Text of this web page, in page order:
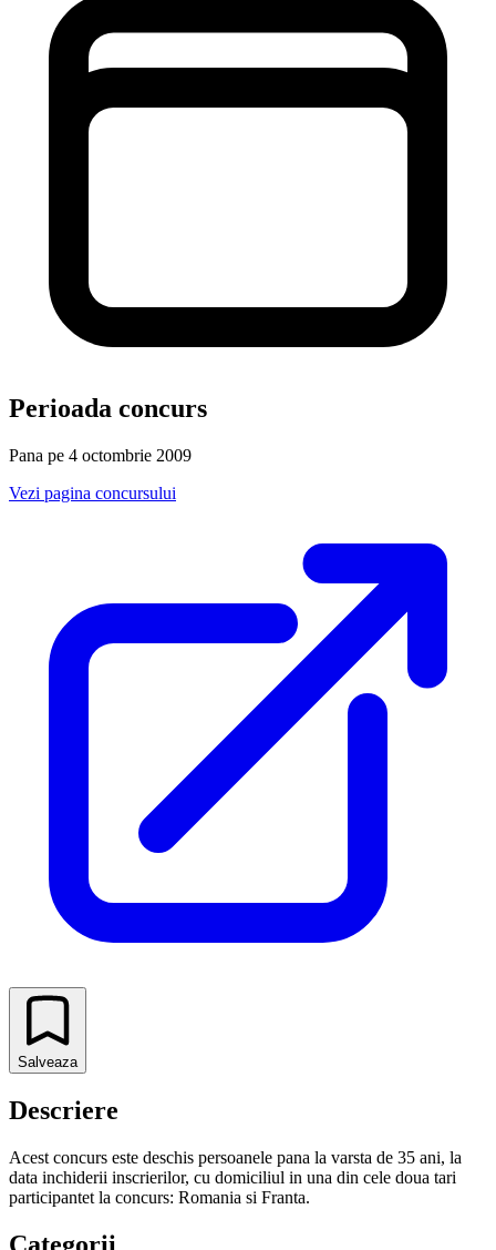
Perioada concurs
Pana pe 4 octombrie 2009
Vezi pagina concursului
Salveaza
Descriere
Acest concurs este deschis persoanele pana la varsta de 35 ani, la
data inchiderii inscrierilor, cu domiciliul in una din cele doua tari
participantet la concurs: Romania si Franta.
Categorii